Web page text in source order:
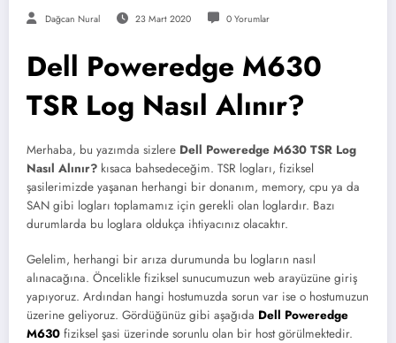
Dağcan Nural 23 Mart 2020 0 Yorumlar
Dell Poweredge M630
TSR Log Nasıl Alınır?
Merhaba, bu yazımda sizlere Dell Poweredge M630 TSR Log
Nasıl Alınır? kısaca bahsedeceğim. TSR logları, fiziksel
şasilerimizde yaşanan herhangi bir donanım, memory, cpu ya da
SAN gibi logları toplamamız için gerekli olan loglardır. Bazı
durumlarda bu loglara oldukça ihtiyacınız olacaktır.
Gelelim, herhangi bir arıza durumunda bu logların nasıl
alınacağına. Öncelikle fiziksel sunucumuzun web arayüzüne giriş
yapıyoruz. Ardından hangi hostumuzda sorun var ise o hostumuzun
üzerine geliyoruz. Gördüğünüz gibi aşağıda Dell Poweredge
M630 fiziksel şasi üzerinde sorunlu olan bir host görülmektedir.